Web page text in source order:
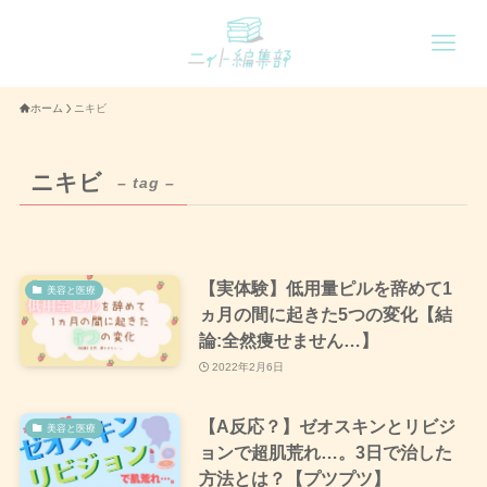
ホーム ニキビ
ニキビ – tag –
美容と医療
【実体験】低用量ピルを辞めて1
ヵ月の間に起きた5つの変化【結
論:全然痩せません…】
2022年2月6日
美容と医療
【A反応？】ゼオスキンとリビジ
ョンで超肌荒れ…。3日で治した
方法とは？【プツプツ】